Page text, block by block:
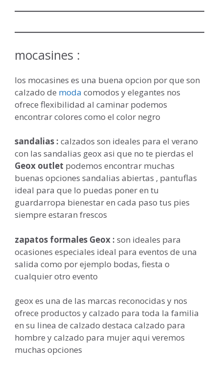
mocasines :
los mocasines es una buena opcion por que son
calzado de moda comodos y elegantes nos
ofrece flexibilidad al caminar podemos
encontrar colores como el color negro
sandalias : calzados son ideales para el verano
con las sandalias geox asi que no te pierdas el
Geox outlet podemos encontrar muchas
buenas opciones sandalias abiertas , pantuflas
ideal para que lo puedas poner en tu
guardarropa bienestar en cada paso tus pies
siempre estaran frescos
zapatos formales Geox : son ideales para
ocasiones especiales ideal para eventos de una
salida como por ejemplo bodas, fiesta o
cualquier otro evento
geox es una de las marcas reconocidas y nos
ofrece productos y calzado para toda la familia
en su linea de calzado destaca calzado para
hombre y calzado para mujer aqui veremos
muchas opciones